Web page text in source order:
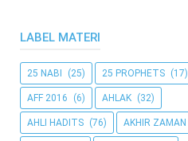
LABEL MATERI
25 NABI (25) 25 PROPHETS (17)
AFF 2016 (6) AHLAK (32)
AHLI HADITS (76) AKHIR ZAMAN